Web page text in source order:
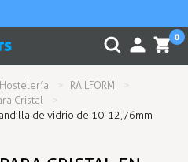
0
RAILFORM
Cristal
de vidrio de 10-12,76mm